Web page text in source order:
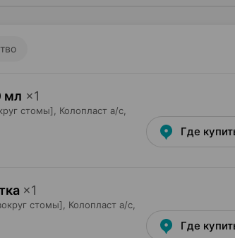
мл ×1
стомы], Колопласт а/с
Где
×1
стомы], Колопласт а/с
Где